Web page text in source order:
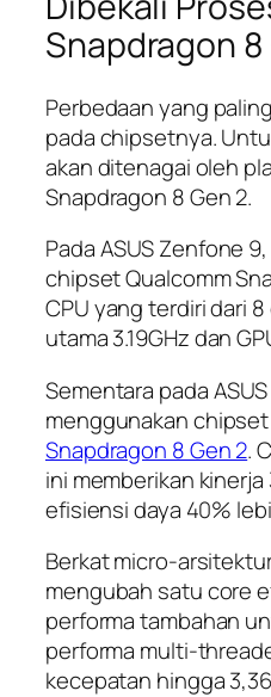
Snapdragon 8
Perbedaan yang
pada chipsetnya.
akan ditenagai oleh
Snapdragon 8 Gen 2.
Pada ASUS Zenfone
chipset Qualcomm
CPU yang terdiri dari
utama 3.19GHz dan
Sementara pada
menggunakan chipset
Snapdragon 8 Gen 2.
ini memberikan
efisiensi daya 40%
Berkat micro-
mengubah satu core
performa tambahan
performa multi-
kecepatan hingga